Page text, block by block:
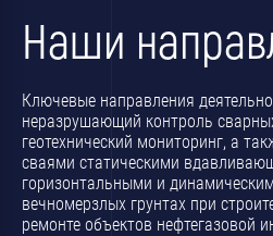
Наши
Ключевые направления
неразрушающий контроль
геотехнический мониторинг, а
сваями статическими
горизонтальными и
вечномерзлых грунтах при
ремонте объектов нефтегазовой